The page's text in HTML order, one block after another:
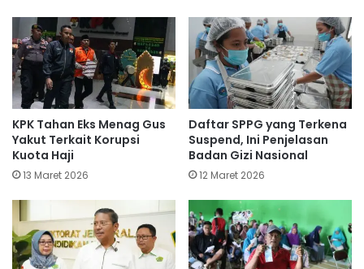
KPK Tahan Eks Menag Gus
Yakut Terkait Korupsi
Kuota Haji
13 Maret 2026
Daftar SPPG yang Terkena
Suspend, Ini Penjelasan
Badan Gizi Nasional
12 Maret 2026